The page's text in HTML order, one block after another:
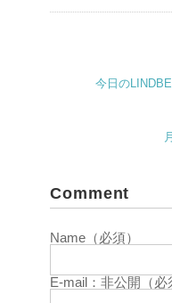
今日の
Comment
Name（必須）
E-mail：非公開（必